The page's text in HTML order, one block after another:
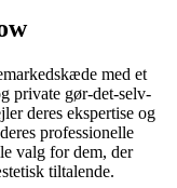
med et
private gør-det-selv-
deres ekspertise og
professionelle
valg for dem, der
tiltalende.